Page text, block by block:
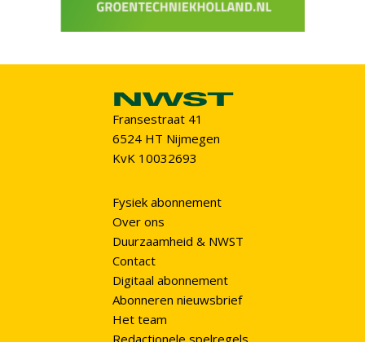
Fransestraat 41
6524 HT Nijmegen
KvK 10032693
Fysiek abonnement
Over ons
Duurzaamheid & NWST
Contact
Digitaal abonnement
Abonneren nieuwsbrief
Het team